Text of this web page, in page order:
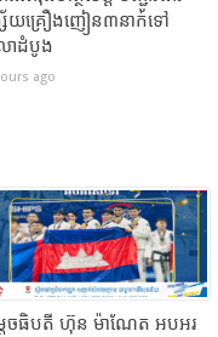
យគ្រឿងញៀន៣នាក់ទៅ
ាដំបូង
ago
េចធិបតី ហ៊ុន ម៉ាណែត អបអរ